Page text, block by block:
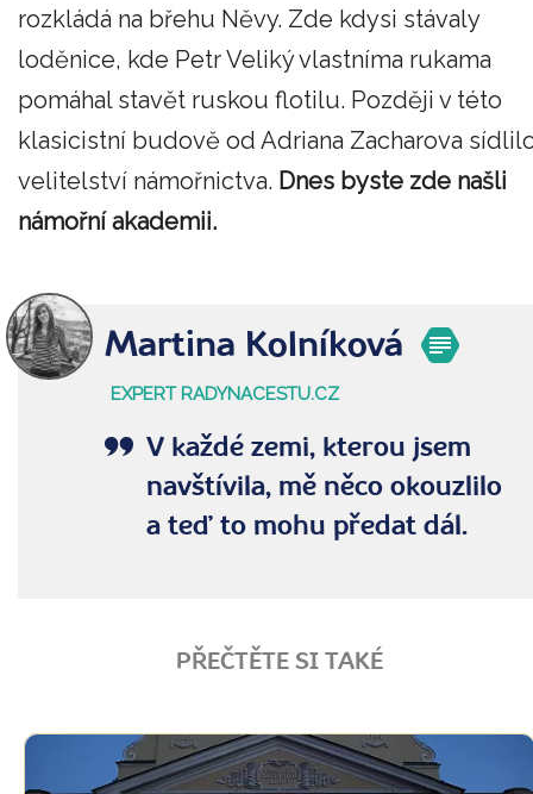
rozkládá na břehu Něvy. Zde kdysi stávaly
loděnice, kde Petr Veliký vlastníma rukama
pomáhal stavět ruskou flotilu. Později v této
klasicistní budově od Adriana Zacharova
velitelství námořnictva. Dnes byste zde našli
námořní akademii.
Martina Kolníková
EXPERT RADYNACESTU.CZ
V každé zemi, kterou jsem
navštívila, mě něco okouzlilo
a teď to mohu předat dál.
PŘEČTĚTE SI TAKÉ